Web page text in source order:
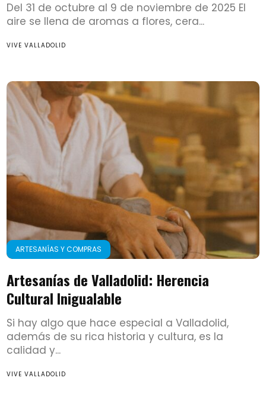
Del 31 de octubre al 9 de noviembre de 2025 El
aire se llena de aromas a flores, cera...
VIVE VALLADOLID
ARTESANÍAS Y COMPRAS
Artesanías de Valladolid: Herencia
Cultural Inigualable
Si hay algo que hace especial a Valladolid,
además de su rica historia y cultura, es la
calidad y...
VIVE VALLADOLID